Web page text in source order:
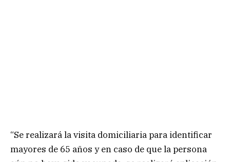
“Se realizará la visita domiciliaria para identificar
mayores de 65 años y en caso de que la persona